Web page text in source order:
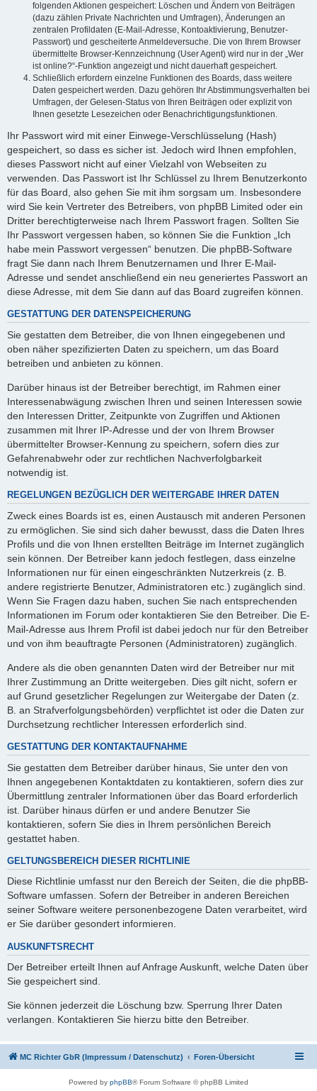
folgenden Aktionen gespeichert: Löschen und Ändern von Beiträgen
(dazu zählen Private Nachrichten und Umfragen), Änderungen an
zentralen Profildaten (E-Mail-Adresse, Kontoaktivierung, Benutzer-
Passwort) und gescheiterte Anmeldeversuche. Die von Ihrem Browser
übermittelte Browser-Kennzeichnung (User Agent) wird nur in der „Wer
ist online?“-Funktion angezeigt und nicht dauerhaft gespeichert.
Schließlich erfordern einzelne Funktionen des Boards, dass weitere
Daten gespeichert werden. Dazu gehören Ihr Abstimmungsverhalten bei
Umfragen, der Gelesen-Status von Ihren Beiträgen oder explizit von
Ihnen gesetzte Lesezeichen oder Benachrichtigungsfunktionen.
Ihr Passwort wird mit einer Einwege-Verschlüsselung (Hash)
gespeichert, so dass es sicher ist. Jedoch wird Ihnen empfohlen,
dieses Passwort nicht auf einer Vielzahl von Webseiten zu
verwenden. Das Passwort ist Ihr Schlüssel zu Ihrem Benutzerkonto
für das Board, also gehen Sie mit ihm sorgsam um. Insbesondere
wird Sie kein Vertreter des Betreibers, von phpBB Limited oder ein
Dritter berechtigterweise nach Ihrem Passwort fragen. Sollten Sie
Ihr Passwort vergessen haben, so können Sie die Funktion „Ich
habe mein Passwort vergessen“ benutzen. Die phpBB-Software
fragt Sie dann nach Ihrem Benutzernamen und Ihrer E-Mail-
Adresse und sendet anschließend ein neu generiertes Passwort an
diese Adresse, mit dem Sie dann auf das Board zugreifen können.
GESTATTUNG DER DATENSPEICHERUNG
Sie gestatten dem Betreiber, die von Ihnen eingegebenen und
oben näher spezifizierten Daten zu speichern, um das Board
betreiben und anbieten zu können.
Darüber hinaus ist der Betreiber berechtigt, im Rahmen einer
Interessenabwägung zwischen Ihren und seinen Interessen sowie
den Interessen Dritter, Zeitpunkte von Zugriffen und Aktionen
zusammen mit Ihrer IP-Adresse und der von Ihrem Browser
übermittelter Browser-Kennung zu speichern, sofern dies zur
Gefahrenabwehr oder zur rechtlichen Nachverfolgbarkeit
notwendig ist.
REGELUNGEN BEZÜGLICH DER WEITERGABE IHRER DATEN
Zweck eines Boards ist es, einen Austausch mit anderen Personen
zu ermöglichen. Sie sind sich daher bewusst, dass die Daten Ihres
Profils und die von Ihnen erstellten Beiträge im Internet zugänglich
sein können. Der Betreiber kann jedoch festlegen, dass einzelne
Informationen nur für einen eingeschränkten Nutzerkreis (z. B.
andere registrierte Benutzer, Administratoren etc.) zugänglich sind.
Wenn Sie Fragen dazu haben, suchen Sie nach entsprechenden
Informationen im Forum oder kontaktieren Sie den Betreiber. Die E-
Mail-Adresse aus Ihrem Profil ist dabei jedoch nur für den Betreiber
und von ihm beauftragte Personen (Administratoren) zugänglich.
Andere als die oben genannten Daten wird der Betreiber nur mit
Ihrer Zustimmung an Dritte weitergeben. Dies gilt nicht, sofern er
auf Grund gesetzlicher Regelungen zur Weitergabe der Daten (z.
B. an Strafverfolgungsbehörden) verpflichtet ist oder die Daten zur
Durchsetzung rechtlicher Interessen erforderlich sind.
GESTATTUNG DER KONTAKTAUFNAHME
Sie gestatten dem Betreiber darüber hinaus, Sie unter den von
Ihnen angegebenen Kontaktdaten zu kontaktieren, sofern dies zur
Übermittlung zentraler Informationen über das Board erforderlich
ist. Darüber hinaus dürfen er und andere Benutzer Sie
kontaktieren, sofern Sie dies in Ihrem persönlichen Bereich
gestattet haben.
GELTUNGSBEREICH DIESER RICHTLINIE
Diese Richtlinie umfasst nur den Bereich der Seiten, die die phpBB-
Software umfassen. Sofern der Betreiber in anderen Bereichen
seiner Software weitere personenbezogene Daten verarbeitet, wird
er Sie darüber gesondert informieren.
AUSKUNFTSRECHT
Der Betreiber erteilt Ihnen auf Anfrage Auskunft, welche Daten über
Sie gespeichert sind.
Sie können jederzeit die Löschung bzw. Sperrung Ihrer Daten
verlangen. Kontaktieren Sie hierzu bitte den Betreiber.
MC Richter GbR (Impressum / Datenschutz) Foren-Übersicht
Powered by phpBB® Forum Software © phpBB Limited